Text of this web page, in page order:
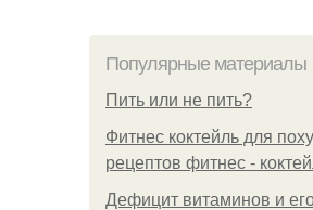
Популярные материалы
Пить или не пить?
Фитнес коктейль для
рецептов фитнес -
Дефицит витаминов и